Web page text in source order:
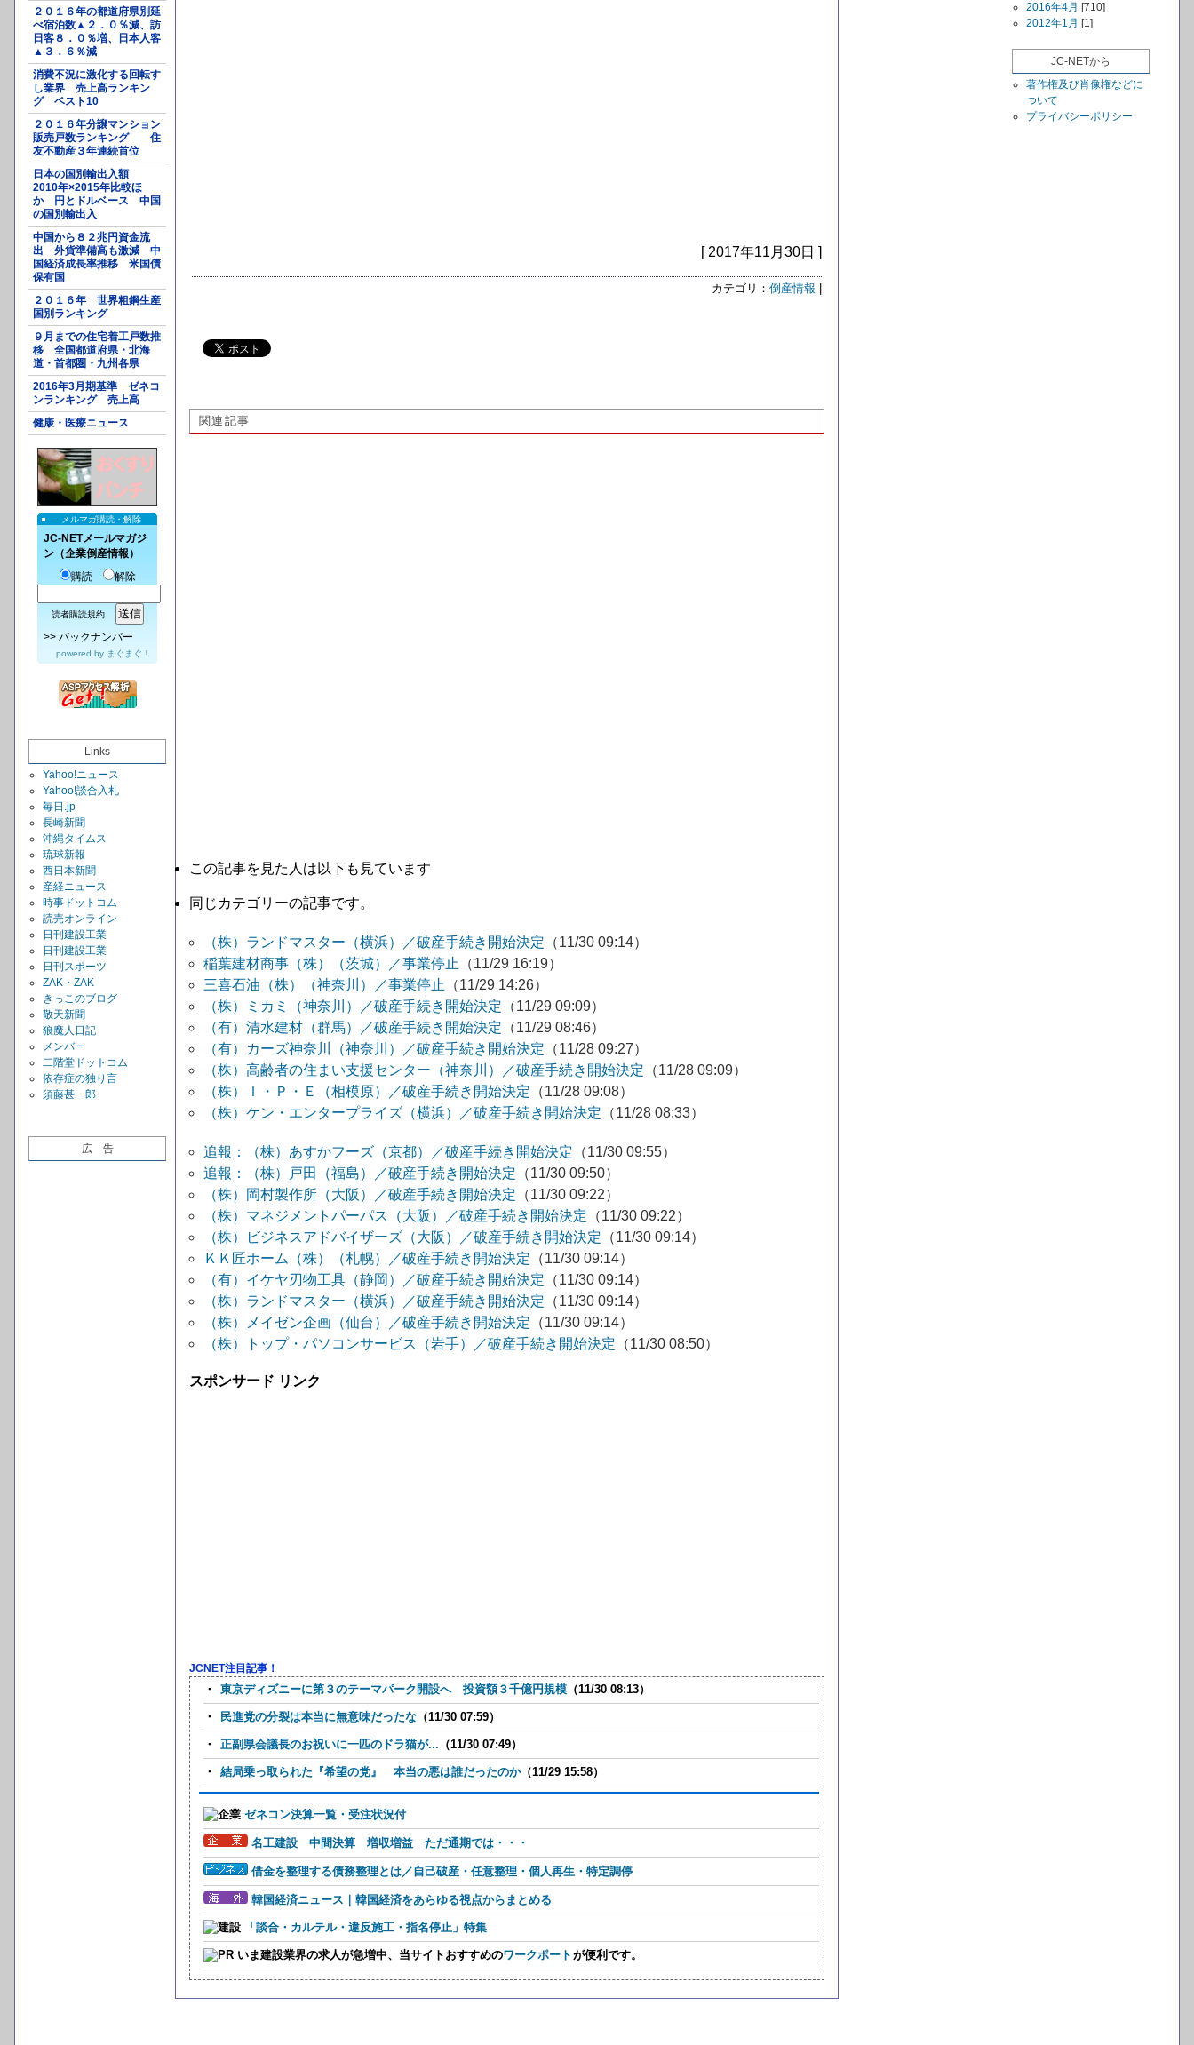
２０１６年の都道府県別延
べ宿泊数▲２．０％減、訪
日客８．０％増、日本人客
▲３．６％減
消費不況に激化する回転す
し業界 売上高ランキン
グ ベスト10
２０１６年分譲マンション
販売戸数ランキング 住
友不動産３年連続首位
日本の国別輸出入額
2010年×2015年比較ほ
か 円とドルベース 中国
の国別輸出入
中国から８２兆円資金流
出 外貨準備高も激減 中
国経済成長率推移 米国債
保有国
２０１６年 世界粗鋼生産
国別ランキング
９月までの住宅着工戸数推
移 全国都道府県・北海
道・首都圏・九州各県
2016年3月期基準 ゼネコ
ンランキング 売上高
健康・医療ニュース
メルマガ購読・解除
JC-NETメールマガジ
ン（企業倒産情報）
購読
解除
読者購読規約
>> バックナンバー
powered by まぐまぐ！
Links
Yahoo!ニュース
Yahoo!談合入札
毎日.jp
長崎新聞
沖縄タイムス
琉球新報
西日本新聞
産経ニュース
時事ドットコム
読売オンライン
日刊建設工業
日刊建設工業
日刊スポーツ
ZAK・ZAK
きっこのブログ
敬天新聞
狼魔人日記
メンバー
二階堂ドットコム
依存症の独り言
須藤甚一郎
広 告
[ 2017年11月30日 ]
カテゴリ： 倒産情報
関連記事
この記事を見た人は以下も見ています
同じカテゴリーの記事です。
（株）ランドマスター（横浜）／破産手続き開始決定 （11/30 09:14）
稲葉建材商事（株）（茨城）／事業停止
（11/29 16:19）
三喜石油（株）（神奈川）／事業停止
（11/29 14:26）
（株）ミカミ（神奈川）／破産手続き開始決定 （11/29 09:09）
（有）清水建材（群馬）／破産手続き開始決定 （11/29 08:46）
（有）カーズ神奈川（神奈川）／破産手続き開始決定 （11/28 09:27）
（株）高齢者の住まい支援センター（神奈川）／破産手続き開始決定 （11/28 09:09）
（株）Ｉ・Ｐ・Ｅ（相模原）／破産手続き開始決定 （11/28 09:08）
（株）ケン・エンタープライズ（横浜）／破産手続き開始決定 （11/28 08:33）
追報：（株）あすかフーズ（京都）／破産手続き開始決定 （11/30 09:55）
追報：（株）戸田（福島）／破産手続き開始決定 （11/30 09:50）
（株）岡村製作所（大阪）／破産手続き開始決定 （11/30 09:22）
（株）マネジメントパーパス（大阪）／破産手続き開始決定 （11/30 09:22）
（株）ビジネスアドバイザーズ（大阪）／破産手続き開始決定 （11/30 09:14）
ＫＫ匠ホーム（株）（札幌）／破産手続き開始決定 （11/30 09:14）
（有）イケヤ刃物工具（静岡）／破産手続き開始決定 （11/30 09:14）
（株）ランドマスター（横浜）／破産手続き開始決定 （11/30 09:14）
（株）メイゼン企画（仙台）／破産手続き開始決定 （11/30 09:14）
（株）トップ・パソコンサービス（岩手）／破産手続き開始決定 （11/30 08:50）
スポンサード リンク
JCNET注目記事！
・ 東京ディズニーに第３のテーマパーク開設へ 投資額３千億円規模 （11/30 08:13）
・ 民進党の分裂は本当に無意味だったな （11/30 07:59）
・ 正副県会議長のお祝いに一匹のドラ猫が... （11/30 07:49）
・ 結局乗っ取られた『希望の党』 本当の悪は誰だったのか（11/29 15:58）
ゼネコン決算一覧・受注状況付
名工建設 中間決算 増収増益 ただ通期では・・・
借金を整理する債務整理とは／自己破産・任意整理・個人再生・特定調停
韓国経済ニュース｜韓国経済をあらゆる視点からまとめる
「談合・カルテル・違反施工・指名停止」特集
いま建設業界の求人が急増中、当サイトおすすめのワークポート が便利です。
2016年4月 [710]
2012年1月 [1]
JC-NETから
著作権及び肖像権などに
ついて
プライバシーポリシー